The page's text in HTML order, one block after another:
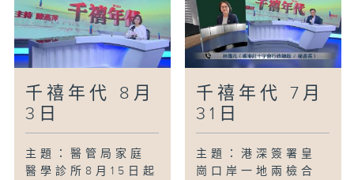
千禧年代 8月
3日
主題：醫管局家庭
醫學診所8月15日起
千禧年代 7月
31日
主題：港深簽署皇
崗口岸一地兩檢合